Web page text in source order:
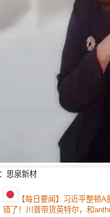
思泉新材
【每日要闻】习近平整顿A
错了！川普带货英特尔，和